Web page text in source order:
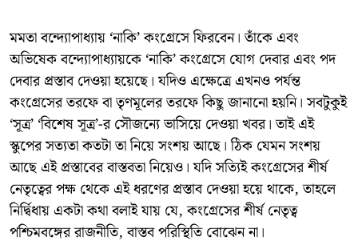
মমতা বন্দ্যোপাধ্যায় ‘নাকি’ কংগ্রেসে ফিরবেন। তাঁকে এবং
অভিষেক বন্দ্যোপাধ্যায়কে ‘নাকি’ কংগ্রেসে যোগ দেবার এবং পদ
দেবার প্রস্তাব দেওয়া হয়েছে। যদিও এক্ষেত্রে এখনও পর্যন্ত
কংগ্রেসের তরফে বা তৃণমূলের তরফে কিছু জানানো হয়নি। সবটুকুই
‘সূত্র’ ‘বিশেষ সূত্র’-র সৌজন্যে ভাসিয়ে দেওয়া খবর। তাই এই
স্কুপের সত্যতা কতটা তা নিয়ে সংশয় আছে। ঠিক যেমন সংশয়
আছে এই প্রস্তাবের বাস্তবতা নিয়েও। যদি সত্যিই কংগ্রেসের শীর্ষ
নেতৃত্বের পক্ষ থেকে এই ধরণের প্রস্তাব দেওয়া হয়ে থাকে, তাহলে
নির্দ্বিধায় একটা কথা বলাই যায় যে, কংগ্রেসের শীর্ষ নেতৃত্ব
পশ্চিমবঙ্গের রাজনীতি, বাস্তব পরিস্থিতি বোঝেন না।